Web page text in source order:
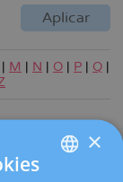
| M | N | O | P | Q |
×